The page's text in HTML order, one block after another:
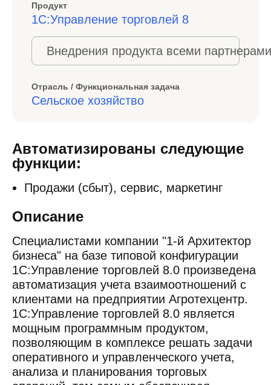
Продукт
1С:Управление торговлей 8
Внедрения продукта всеми
Отрасль / Функциональная задача
Сельское хозяйство
Автоматизированы следующие
функции:
Продажи (сбыт), сервис, маркетинг
Описание
Специалистами компании "1-й Архитектор
бизнеса" на базе типовой конфигурации
1С:Управление торговлей 8.0 произведена
автоматизация учета взаимоотношений с
клиентами на предприятии Агротехцентр.
1С:Управление торговлей 8.0 является
мощным программным продуктом,
позволяющим в комплексе решать задачи
оперативного и управленческого учета,
анализа и планирования торговых